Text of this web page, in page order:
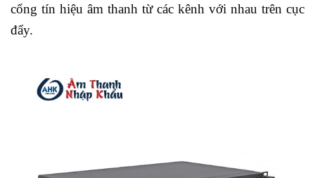
cổng tín hiệu âm thanh từ các kênh với nhau trên cục
đẩy.